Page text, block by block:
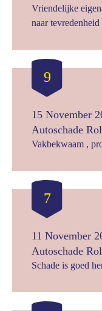
Vriendelijke
naar
9
15 November
Autoschade
Vakbekwaam ,
7
11 November
Autoschade
Schade is goed